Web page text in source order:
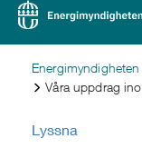
Energimyndigheten
Våra uppdrag
Lyssna